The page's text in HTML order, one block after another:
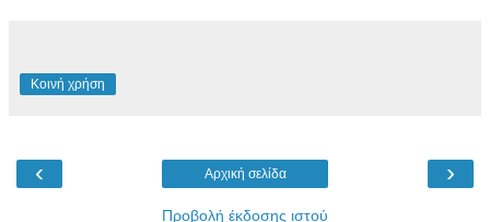
Κοινή χρήση
‹ ›
Αρχική σελίδα
Προβολή έκδοσης ιστού